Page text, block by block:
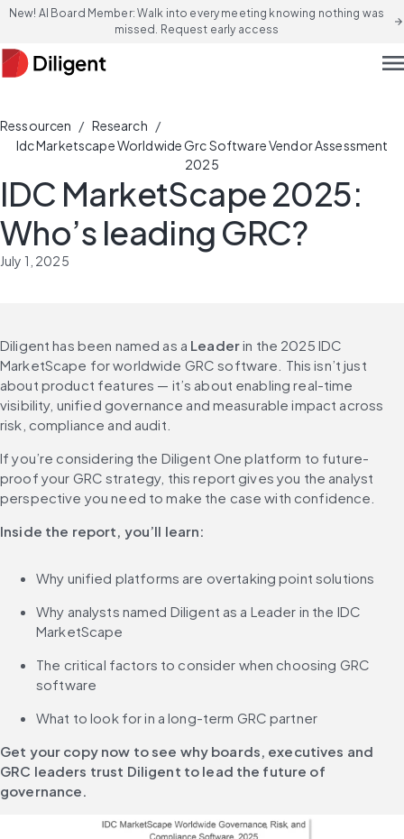
New! AI Board Member: Walk into every meeting knowing nothing was
missed. Request early access
arrow_forward
Ressourcen / Research /
Idc Marketscape Worldwide Grc Software Vendor Assessment
2025
IDC MarketScape 2025:
Who’s leading GRC?
July 1, 2025
Diligent has been named as a Leader in the 2025 IDC
MarketScape for worldwide GRC software. This isn’t just
about product features — it’s about enabling real-time
visibility, unified governance and measurable impact across
risk, compliance and audit.
If you’re considering the Diligent One platform to future-
proof your GRC strategy, this report gives you the analyst
perspective you need to make the case with confidence.
Inside the report, you’ll learn:
Why unified platforms are overtaking point solutions
Why analysts named Diligent as a Leader in the IDC
MarketScape
The critical factors to consider when choosing GRC
software
What to look for in a long-term GRC partner
Get your copy now to see why boards, executives and
GRC leaders trust Diligent to lead the future of
governance.